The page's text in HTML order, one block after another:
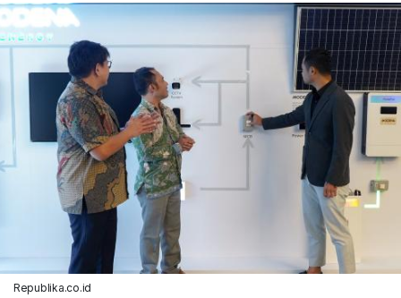
Republika.co.id